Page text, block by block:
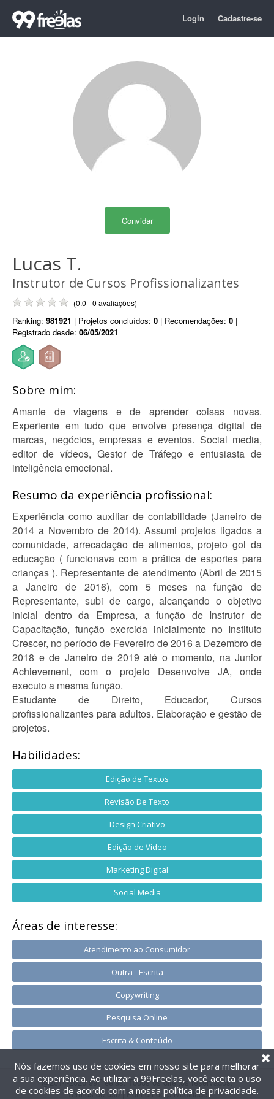
Login Cadastre-se
Convidar
Lucas T.
Instrutor de Cursos Profissionalizantes
(0.0 - 0 avaliações)
Ranking: 981921 | Projetos concluídos: 0 | Recomendações: 0 |
Registrado desde: 06/05/2021
Sobre mim:
Amante de viagens e de aprender coisas novas.
Experiente em tudo que envolve presença digital de
marcas, negócios, empresas e eventos. Social media,
editor de vídeos, Gestor de Tráfego e entusiasta de
inteligência emocional.
Resumo da experiência profissional:
Experiência como auxiliar de contabilidade (Janeiro de
2014 a Novembro de 2014). Assumi projetos ligados a
comunidade, arrecadação de alimentos, projeto gol da
educação ( funcionava com a prática de esportes para
crianças ). Representante de atendimento (Abril de 2015
a Janeiro de 2016), com 5 meses na função de
Representante, subi de cargo, alcançando o objetivo
inicial dentro da Empresa, a função de Instrutor de
Capacitação, função exercida inicialmente no Instituto
Crescer, no período de Fevereiro de 2016 a Dezembro de
2018 e de Janeiro de 2019 até o momento, na Junior
Achievement, com o projeto Desenvolve JA, onde
executo a mesma função.
Estudante de Direito, Educador, Cursos
profissionalizantes para adultos. Elaboração e gestão de
projetos.
Habilidades:
Edição de Textos
Revisão De Texto
Design Criativo
Edição de Vídeo
Marketing Digital
Social Media
Áreas de interesse:
Atendimento ao Consumidor
Outra - Escrita
Copywriting
Pesquisa Online
Escrita & Conteúdo
@2014-2026 99Freelas. Todos os direitos reservados.
Termos de uso| Política de privacidade
Nós fazemos uso de cookies em nosso site para melhorar
a sua experiência. Ao utilizar a 99Freelas, você aceita o uso
de cookies de acordo com a nossa política de privacidade.